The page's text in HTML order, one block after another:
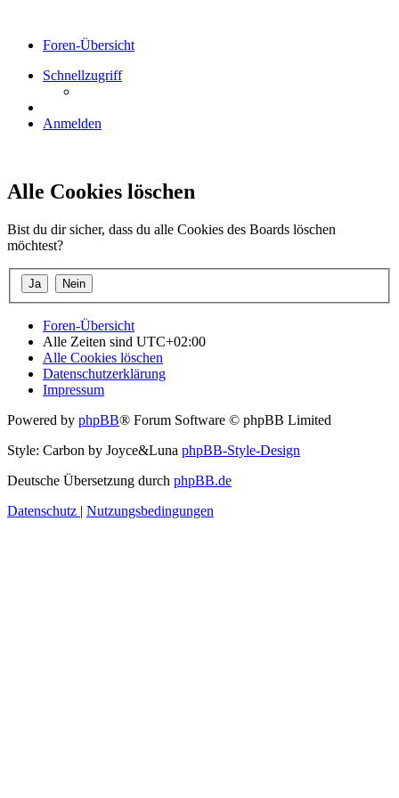
Foren-Übersicht
Schnellzugriff
Anmelden
Alle Cookies löschen
Bist du dir sicher, dass du alle Cookies des Boards löschen
möchtest?
Foren-Übersicht
Alle Zeiten sind UTC+02:00
Alle Cookies löschen
Datenschutzerklärung
Impressum
Powered by phpBB® Forum Software © phpBB Limited
Style: Carbon by Joyce&Luna phpBB-Style-Design
Deutsche Übersetzung durch phpBB.de
Datenschutz | Nutzungsbedingungen